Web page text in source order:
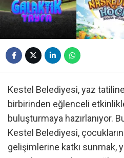
Kestel Belediyesi, yaz
birbirinden eğlenceli
buluşturmaya hazırlanıyor.
Kestel Belediyesi,
gelişimlerine katkı sunmak,